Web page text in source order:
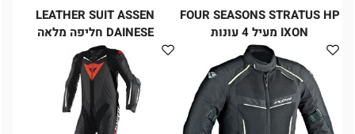
FOUR SEASONS STRATUS HP
IXON מעיל 4 עונות
LEATHER SUIT ASSEN
DAINESE חליפה מלאה